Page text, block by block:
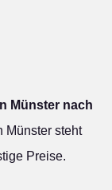
Münster nach
Münster steht
Preise.